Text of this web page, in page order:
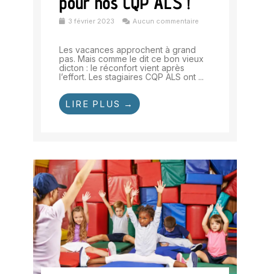
3 février 2023 Aucun commentaire
Les vacances approchent à grand
pas. Mais comme le dit ce bon vieux
dicton : le réconfort vient après
l’effort. Les stagiaires CQP ALS ont ...
LIRE PLUS →